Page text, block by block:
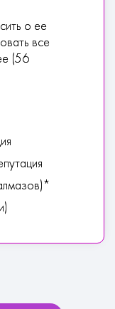
о ее
все
(56